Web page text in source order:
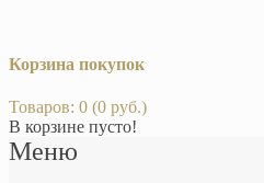
Корзина покупок
Товаров: 0 (0 руб.)
В корзине пусто!
Меню